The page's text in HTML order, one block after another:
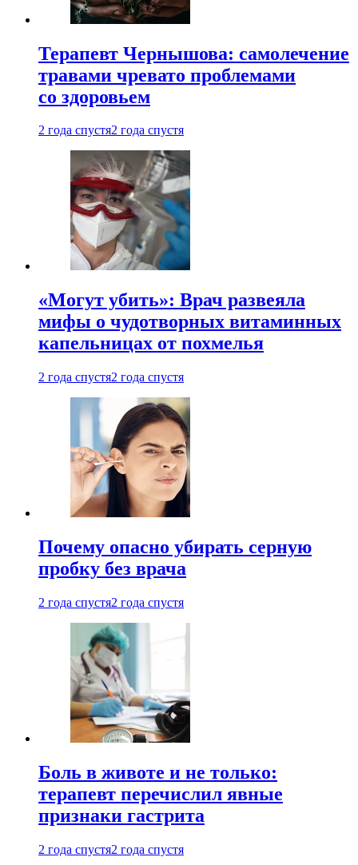
Терапевт Чернышова: самолечение
травами чревато проблемами
со здоровьем
2 года спустя2 года спустя
«Могут убить»: Врач развеяла
мифы о чудотворных витаминных
капельницах от похмелья
2 года спустя2 года спустя
Почему опасно убирать серную
пробку без врача
2 года спустя2 года спустя
Боль в животе и не только:
терапевт перечислил явные
признаки гастрита
2 года спустя2 года спустя